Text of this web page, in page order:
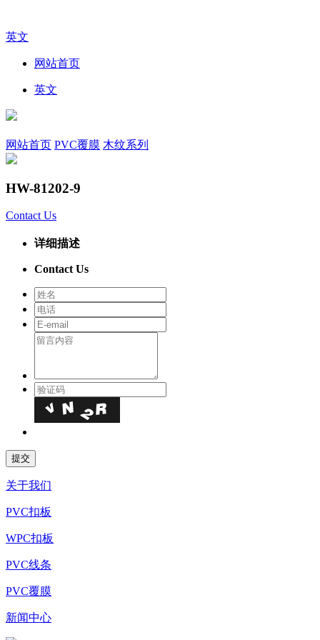
英文
网站首页
英文
网站首页 PVC覆膜 木纹系列
HW-81202-9
Contact Us
详细描述
Contact Us
关于我们
PVC扣板
WPC扣板
PVC线条
PVC覆膜
新闻中心